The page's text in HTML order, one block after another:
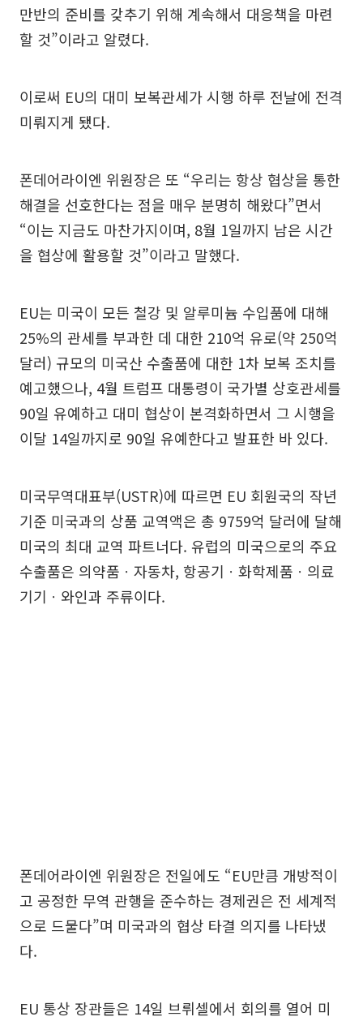
만반의 준비를 갖추기 위해 계속해서 대응책을 마련
할 것”이라고 알렸다.
이로써 EU의 대미 보복관세가 시행 하루 전날에 전격
미뤄지게 됐다.
폰데어라이엔 위원장은 또 “우리는 항상 협상을 통한
해결을 선호한다는 점을 매우 분명히 해왔다”면서
“이는 지금도 마찬가지이며, 8월 1일까지 남은 시간
을 협상에 활용할 것”이라고 말했다.
EU는 미국이 모든 철강 및 알루미늄 수입품에 대해
25%의 관세를 부과한 데 대한 210억 유로(약 250억
달러) 규모의 미국산 수출품에 대한 1차 보복 조치를
예고했으나, 4월 트럼프 대통령이 국가별 상호관세를
90일 유예하고 대미 협상이 본격화하면서 그 시행을
이달 14일까지로 90일 유예한다고 발표한 바 있다.
미국무역대표부(USTR)에 따르면 EU 회원국의 작년
기준 미국과의 상품 교역액은 총 9759억 달러에 달해
미국의 최대 교역 파트너다. 유럽의 미국으로의 주요
수출품은 의약품ㆍ자동차, 항공기ㆍ화학제품ㆍ의료
기기ㆍ와인과 주류이다.
폰데어라이엔 위원장은 전일에도 “EU만큼 개방적이
고 공정한 무역 관행을 준수하는 경제권은 전 세계적
으로 드물다”며 미국과의 협상 타결 의지를 나타냈
다.
EU 통상 장관들은 14일 브뤼셀에서 회의를 열어 미